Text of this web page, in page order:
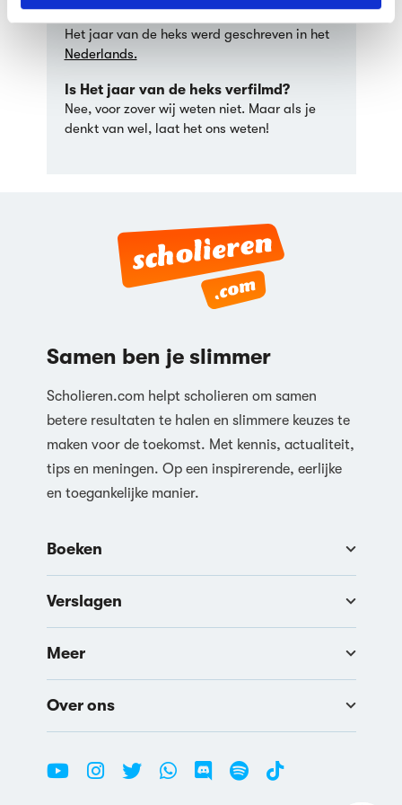
geschreven?
Het jaar van de heks werd geschreven in het
Nederlands.
Is Het jaar van de heks verfilmd?
Nee, voor zover wij weten niet. Maar als je
denkt van wel, laat het ons weten!
Samen ben je slimmer
Scholieren.com helpt scholieren om samen
betere resultaten te halen en slimmere keuzes te
maken voor de toekomst. Met kennis, actualiteit,
tips en meningen. Op een inspirerende, eerlijke
en toegankelijke manier.
Boeken
Verslagen
Meer
Over ons